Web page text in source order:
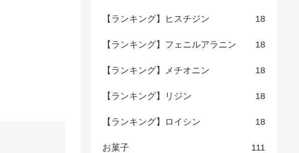
【ランキング】ヒスチジン 18
【ランキング】フェニルアラニン 18
【ランキング】メチオニン 18
【ランキング】リジン 18
【ランキング】ロイシン 18
お菓子 111